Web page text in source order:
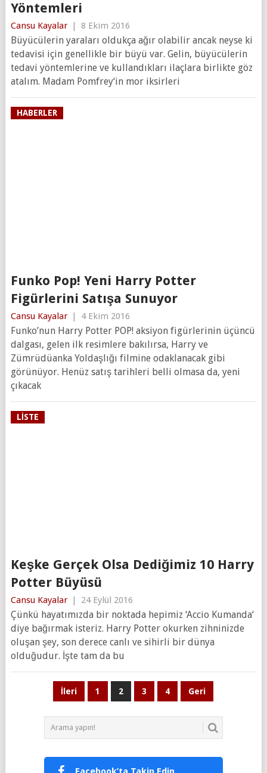
Yöntemleri
Cansu Kayalar | 8 Ekim 2016
Büyücülerin yaraları oldukça ağır olabilir ancak neyse ki
tedavisi için genellikle bir büyü var. Gelin, büyücülerin
tedavi yöntemlerine ve kullandıkları ilaçlara birlikte göz
atalım. Madam Pomfrey‘in mor iksirleri
HABERLER
Funko Pop! Yeni Harry Potter
Figürlerini Satışa Sunuyor
Cansu Kayalar 4 Ekim 2016
Funko’nun Harry Potter POP! aksiyon figürlerinin üçüncü
dalgası, gelen ilk resimlere bakılırsa, Harry ve
Zümrüdüanka Yoldaşlığı filmine odaklanacak gibi
görünüyor. Henüz satış tarihleri belli olmasa da, yeni
çıkacak
LISTE
Keşke Gerçek Olsa Dediğimiz 10 Harry
Potter Büyüsü
Cansu Kayalar | 24 Eylül 2016
Çünkü hayatımızda bir noktada hepimiz ‘Accio Kumanda‘
diye bağırmak isteriz. Harry Potter okurken zihninizde
oluşan şey, son derece canlı ve sihirli bir dünya
olduğudur. İşte tam da bu
İleri 1 2 3 4 Geri